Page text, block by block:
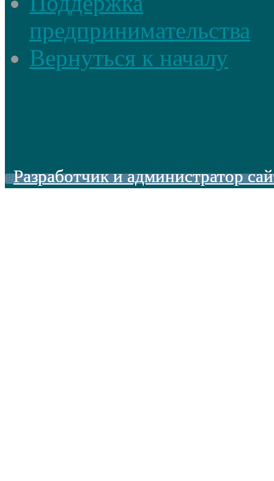
предпринимательства
Вернуться к началу
Разработчик и администратор